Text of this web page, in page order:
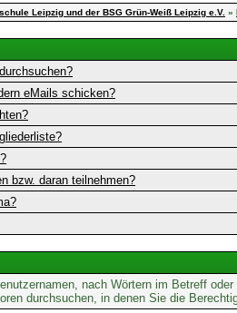
Leipzig und der BSG Grün-Weiß Leipzig e.V. »
eMails schicken?
bzw. daran teilnehmen?
nach Wörtern im Betreff
durchsuchen, in denen Sie die